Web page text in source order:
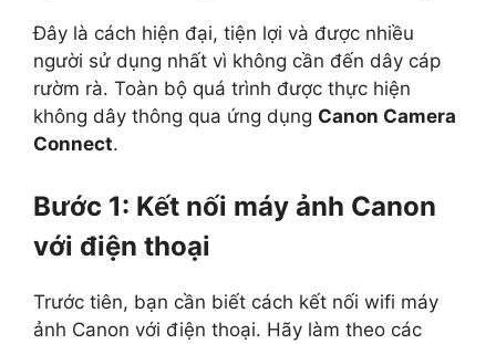
Đây là cách hiện đại, tiện lợi và được nhiều
người sử dụng nhất vì không cần đến dây cáp
rườm rà. Toàn bộ quá trình được thực hiện
không dây thông qua ứng dụng Canon Camera
Connect.
Bước 1: Kết nối máy ảnh Canon
với điện thoại
Trước tiên, bạn cần biết cách kết nối wifi máy
ảnh Canon với điện thoại. Hãy làm theo các